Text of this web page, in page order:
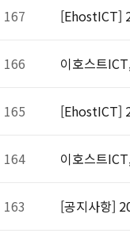
167 [EhostICT]
166 이호스트
165 [EhostICT]
164 이호스트
163 [공지사항]